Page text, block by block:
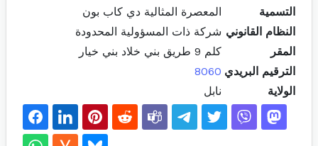
التسمية
المعصرة المثالية دي كاب بون
النظام القانوني شركة ذات المسؤولية المحدودة
المقر
كلم 9 طريق بني خلاد بني خيار
الترقيم البريدي 8060
الولاية
نابل